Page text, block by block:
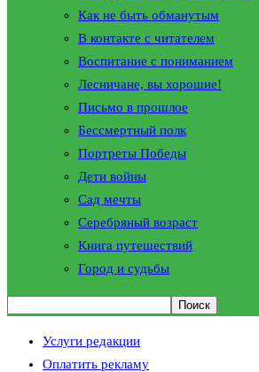
Как не быть обманутым
В контакте с читателем
Воспитание с пониманием
Лесничане, вы хорошие!
Письмо в прошлое
Бессмертный полк
Портреты Победы
Дети войны
Сад мечты
Серебряный возраст
Книга путешествий
Город и судьбы
Услуги редакции
Оплатить рекламу